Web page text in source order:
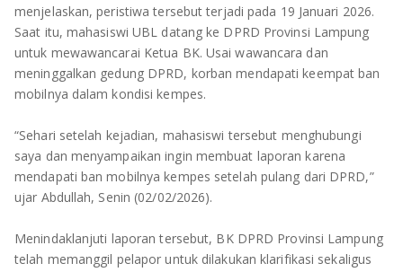
TANGGAMUS
PESISIR BARAT
TULANG BAWANG BARAT
MESUJI
WAY KANAN
menjelaskan, peristiwa tersebut terjadi pada 19 Januari 2026.
Saat itu, mahasiswi UBL datang ke DPRD Provinsi Lampung
untuk mewawancarai Ketua BK. Usai wawancara dan
meninggalkan gedung DPRD, korban mendapati keempat ban
mobilnya dalam kondisi kempes.
“Sehari setelah kejadian, mahasiswi tersebut menghubungi
saya dan menyampaikan ingin membuat laporan karena
mendapati ban mobilnya kempes setelah pulang dari DPRD,”
ujar Abdullah, Senin (02/02/2026).
Menindaklanjuti laporan tersebut, BK DPRD Provinsi Lampung
telah memanggil pelapor untuk dilakukan klarifikasi sekaligus